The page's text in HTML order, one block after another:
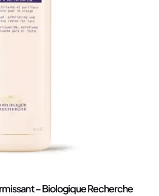
– Biologique Recherche